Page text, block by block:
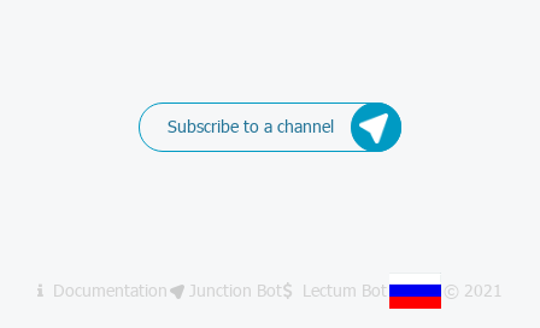
Subscribe to a channel
Documentation Junction Bot Lectum Bot © 2021